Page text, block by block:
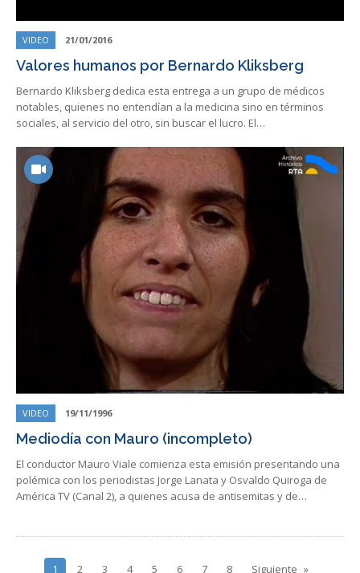
VIDEO 21/01/2016
Valores humanos por Bernardo Kliksberg
Bernardo Kliksberg dedica esta entrega a un grupo de médicos
notables, quienes no entendían a la medicina sino en términos
sociales, al servicio del otro, sin buscar el lucro. El…
VIDEO 19/11/1996
Mediodía con Mauro (incompleto)
El conductor Mauro Viale comienza esta emisión presentando una
polémica con los periodistas Jorge Lanata y Osvaldo Quiroga de
América TV (Canal 2), a quienes acusa de antisemitas y de…
1 2 3 4 5 6 7 8 Siguiente